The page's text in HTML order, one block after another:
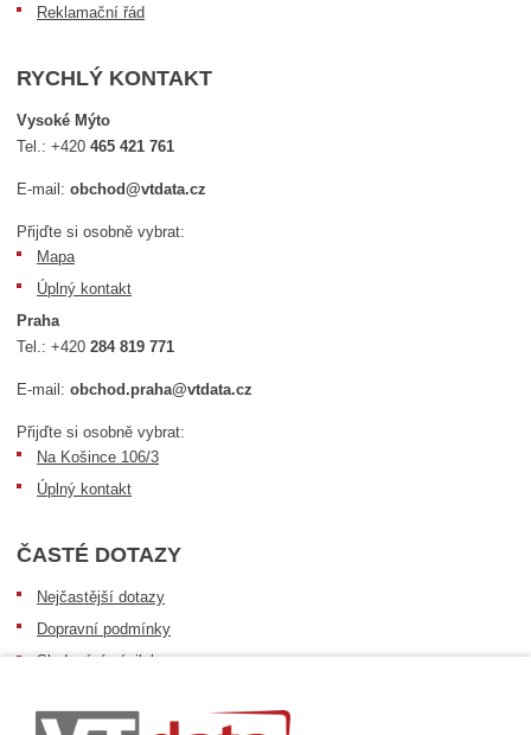
Reklamační řád
RYCHLÝ KONTAKT
Vysoké Mýto
Tel.:+420465 421 761
E-mail:obchod@vtdata.cz
Přijďte si osobně vybrat:
Mapa
Úplný kontakt
Praha
Tel.:+420284 819 771
E-mail:obchod.praha@vtdata.cz
Přijďte si osobně vybrat:
Na Košince 106/3
Úplný kontakt
ČASTÉ DOTAZY
Nejčastější dotazy
Dopravní podmínky
Sledování zásilek
Informace k dostupnosti zboží